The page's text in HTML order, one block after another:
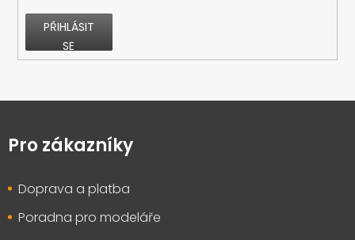
PŘIHLÁSIT
SE
Z
pPro zákazníky
Doprava a platba
Poradna pro modeláře